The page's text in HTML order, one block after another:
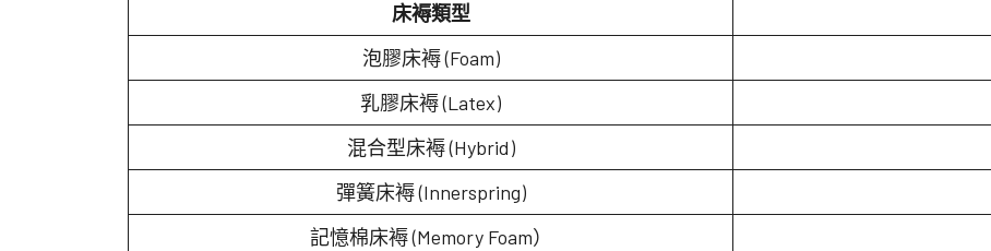
床褥類型
泡膠床褥 (Foam)
乳膠床褥 (Latex)
混合型床褥 (Hybrid)
彈簧床褥 (Innerspring)
記憶棉床褥 (Memory Foam）